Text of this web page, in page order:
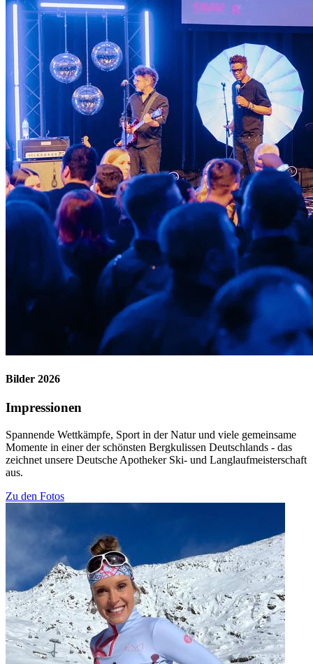
Bilder 2026
Impressionen
Spannende Wettkämpfe, Sport in der Natur und viele gemeinsame
Momente in einer der schönsten Bergkulissen Deutschlands - das
zeichnet unsere Deutsche Apotheker Ski- und Langlaufmeisterschaft
aus.
Zu den Fotos